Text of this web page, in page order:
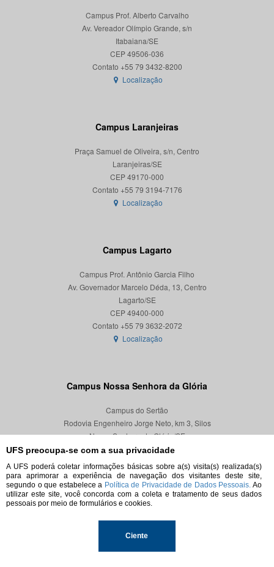
UFS preocupa-se com a sua privacidade
A UFS poderá coletar informações básicas sobre a(s) visita(s) realizada(s)
para aprimorar a experiência de navegação dos visitantes deste site,
segundo o que estabelece a Política de Privacidade de Dados Pessoais. Ao
utilizar este site, você concorda com a coleta e tratamento de seus dados
pessoais por meio de formulários e cookies.
Ciente
Campus Prof. Alberto Carvalho
Av. Vereador Olímpio Grande, s/n
Itabaiana/SE
CEP 49506-036
Localização
Campus Laranjeiras
Praça Samuel de Oliveira, s/n, Centro
Laranjeiras/SE
CEP 49170-000
Localização
Campus Lagarto
Campus Prof. Antônio Garcia Filho
Av. Governador Marcelo Déda, 13, Centro
Lagarto/SE
CEP 49400-000
Localização
Campus Nossa Senhora da Glória
Campus do Sertão
Rodovia Engenheiro Jorge Neto, km 3, Silos
Nossa Senhora da Glória/SE
CEP 49680-000
Localização
© 2026. Todos os direitos reservados.
Universidade Federal de Sergipe.